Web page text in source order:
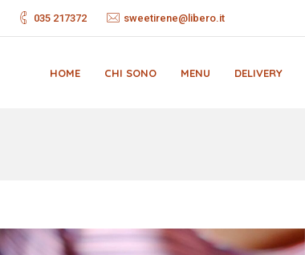
035 217372 sweetirene@libero.it
HOME CHI SONO MENU DELIVERY